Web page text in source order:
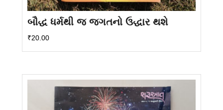
બૌદ્ધ ધર્મથી જ જગતનો ઉદ્ધાર થશે
₹20.00